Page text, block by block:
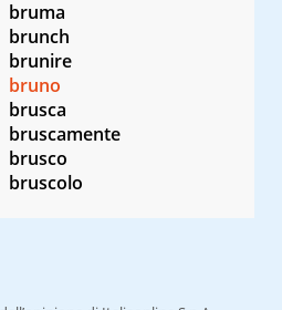
bruma
brunch
brunire
bruno
brusca
bruscamente
brusco
bruscolo